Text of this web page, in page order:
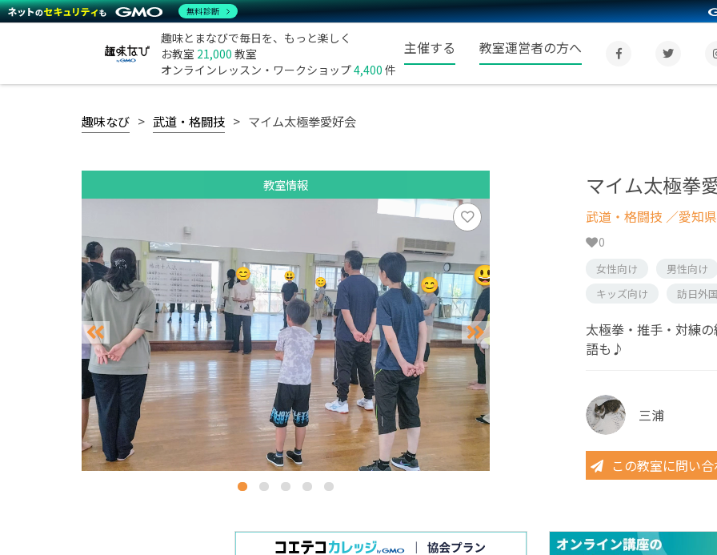
趣味とまなびで毎日を、もっと楽しく
お教室 21,000 教室
オンラインレッスン・ワークショップ4,400 件
主催する 教室運営者の方へ
趣味なび 武道・格闘技 マイム太極拳愛好会
教室情報 マイム太極拳
武道・格闘技 ／愛知
0
女性向け 男性向け
キッズ向け
訪日外
太極拳・推手・対練
語も♪
三浦
この教室に問い
無料診断